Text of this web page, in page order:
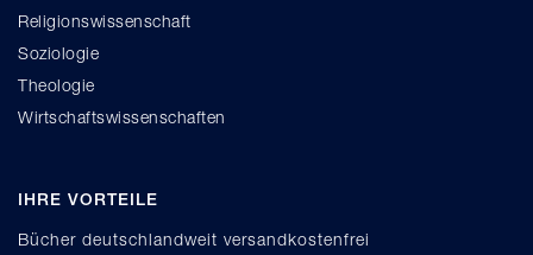
Religionswissenschaft
Soziologie
Theologie
Wirtschaftswissenschaften
IHRE VORTEILE
Bücher deutschlandweit versandkostenfrei